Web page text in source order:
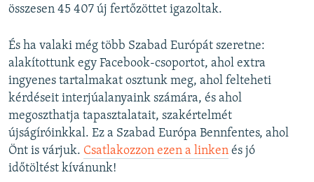
összesen 45 407 új fertőzöttet igazoltak.
És ha valaki még több Szabad Európát szeretne:
alakítottunk egy Facebook-csoportot, ahol extra
ingyenes tartalmakat osztunk meg, ahol felteheti
kérdéseit interjúalanyaink számára, és ahol
megoszthatja tapasztalatait, szakértelmét
újságíróinkkal. Ez a Szabad Európa Bennfentes, ahol
Önt is várjuk. Csatlakozzon ezen a linken és jó
időtöltést kívánunk!